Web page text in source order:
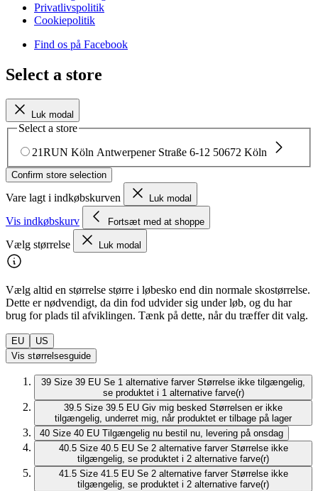
Privatlivspolitik
Cookiepolitik
Find os på Facebook
Select a store
Luk modal
Select a store
21RUN Köln Antwerpener Straße 6-12 50672 Köln
Confirm store selection
Vare lagt i indkøbskurven Luk modal
Vis indkøbskurv Fortsæt med at shoppe
Vælg størrelse Luk modal
Vælg altid en størrelse større i løbesko end din normale skostørrelse.
Dette er nødvendigt, da din fod udvider sig under løb, og du har
brug for plads til afviklingen. Tænk på dette, når du træffer dit valg.
EU
US
Vis størrelsesguide
39 Size 39 EU Se 1 alternative farver Størrelse ikke tilgængelig,
se produktet i 1 alternative farve(r)
39.5 Size 39.5 EU Giv mig besked Størrelsen er ikke
tilgængelig, underret mig, når produktet er tilbage på lager
40 Size 40 EU Tilgængelig nu bestil nu, levering på onsdag
40.5 Size 40.5 EU Se 2 alternative farver Størrelse ikke
tilgængelig, se produktet i 2 alternative farve(r)
41.5 Size 41.5 EU Se 2 alternative farver Størrelse ikke
tilgængelig, se produktet i 2 alternative farve(r)